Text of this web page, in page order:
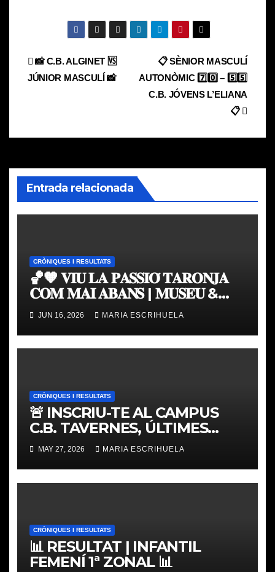
Navegación
📋 SÈNIOR MASCULÍ
AUTONÒMIC 7️⃣0️⃣ – 5️⃣5️⃣
C.B. JÓVENS L’ELIANA
📋
📸 C.B. ALGINET 🆚
JÚNIOR MASCULÍ 📸
Entrada relacionada
CRÒNIQUES I RESULTATS
🏀🧡 𝐕𝐈𝐔 𝐋𝐀 𝐏𝐀𝐒𝐒𝐈𝐎́ 𝐓𝐀𝐑𝐎𝐍𝐉𝐀
𝐂𝐎𝐌 𝐌𝐀𝐈 𝐀𝐁𝐀𝐍𝐒 | 𝐌𝐔𝐒𝐄𝐔 &
𝐓𝐎𝐔𝐑 𝐕𝐀𝐋𝐄𝐍𝐂𝐈𝐀 𝐁𝐀𝐒𝐊𝐄𝐓
JUN 16, 2026 MARIA ESCRIHUELA
CRÒNIQUES I RESULTATS
🚨 INSCRIU-TE AL CAMPUS
C.B. TAVERNES, ÚLTIMES
PLACES
MAY 27, 2026 MARIA ESCRIHUELA
CRÒNIQUES I RESULTATS
📊 RESULTAT | INFANTIL
FEMENÍ 1ª ZONAL 📊